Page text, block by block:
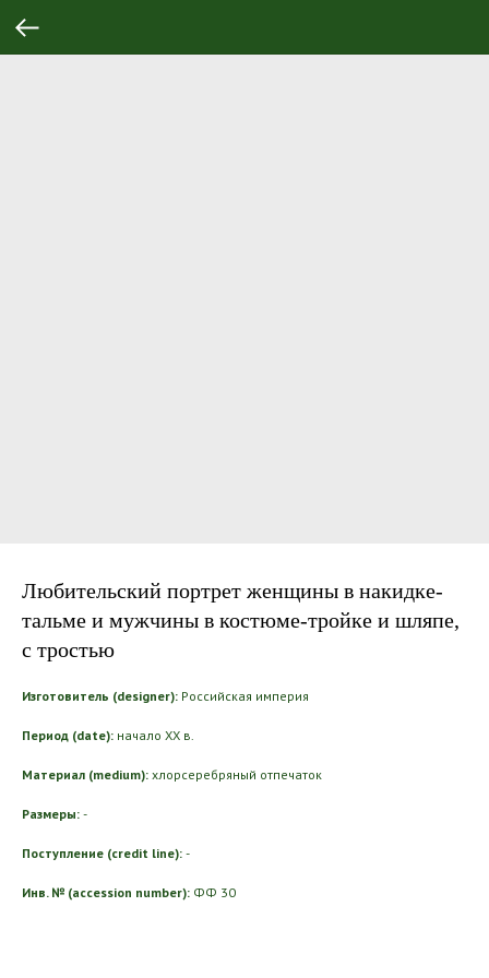
Любительский портрет женщины в накидке-
тальме и мужчины в костюме-тройке и шляпе,
с тростью
Изготовитель (designer): Российская империя
Период (date): начало ХХ в.
Материал (medium): хлорсеребряный отпечаток
Размеры: -
Поступление (credit line): -
Инв. № (accession number): ФФ 30